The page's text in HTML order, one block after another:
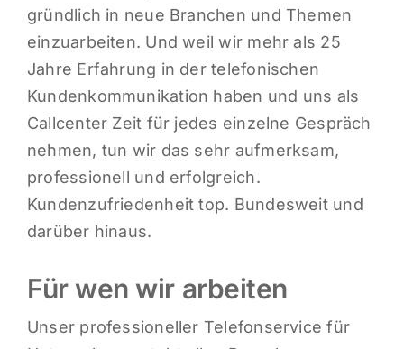
gründlich in neue Branchen und Themen
einzuarbeiten. Und weil wir mehr als 25
Jahre Erfahrung in der telefonischen
Kundenkommunikation haben und uns als
Callcenter Zeit für jedes einzelne Gespräch
nehmen, tun wir das sehr aufmerksam,
professionell und erfolgreich.
Kundenzufriedenheit top. Bundesweit und
darüber hinaus.
Für wen wir arbeiten
Unser professioneller Telefonservice für